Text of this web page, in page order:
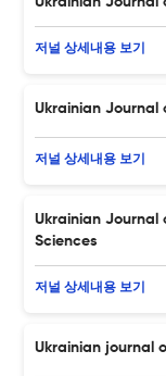
저널 상세내용 보기
Ukrainian Journal
저널 상세내용 보기
Ukrainian Journal
Sciences
저널 상세내용 보기
Ukrainian journal